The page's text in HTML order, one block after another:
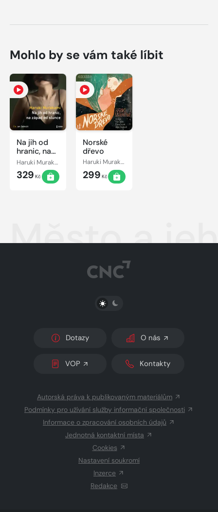
Mohlo by se vám také líbit
Na jih od
hranic, na
západ od
slunce
Haruki Murakami
329 Kč
Norské
dřevo
Haruki Murakami
299 Kč
Město a
PŘEPNOUT SVĚTLÝ/TMAVÝ REŽIM
Dotazy O nás
VOP Kontakty
Autorská práva k publikovaným materiálům
Podmínky pro užívání služby informační společnosti
Informace o zpracování osobních údajů
Jednotná kontaktní místa
Cookies
Nastavení soukromí
Inzerce
Redakce